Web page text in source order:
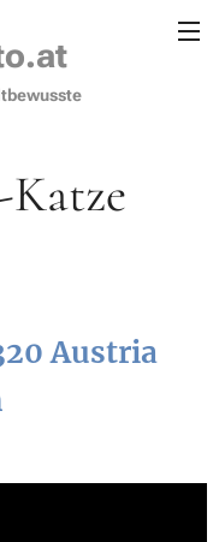
Austria